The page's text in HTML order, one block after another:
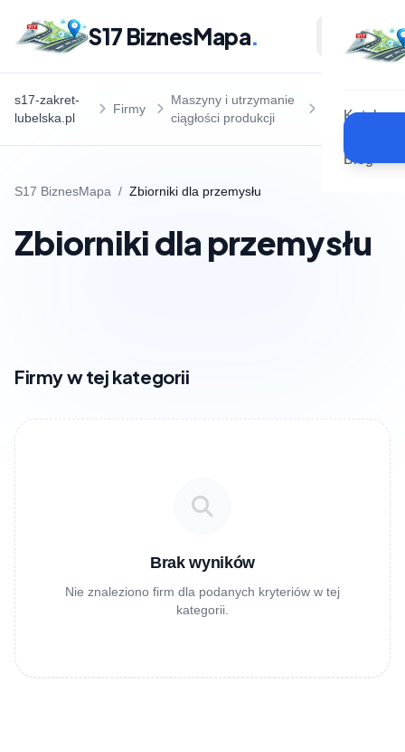
S17 BiznesMapa.
Katalog
Blog
s17-zakret-
lubelska.pl
Firmy
Maszyny i utrzymanie
ciągłości produkcji
przemysłu
S17 BiznesMapa / Zbiorniki dla przemysłu
Zbiorniki dla przemysłu
Firmy w tej kategorii
Brak wyników
Nie znaleziono firm dla podanych kryteriów w tej
kategorii.